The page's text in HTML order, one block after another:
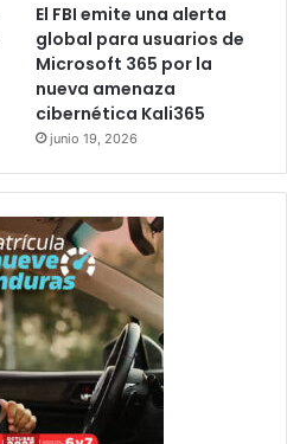
El FBI emite una alerta
global para usuarios de
Microsoft 365 por la
nueva amenaza
cibernética Kali365
junio 19, 2026